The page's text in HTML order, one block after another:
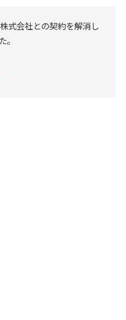
式会社との契約を解消し
。